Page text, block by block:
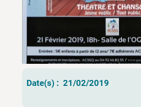
Date(s) : 21/02/2019